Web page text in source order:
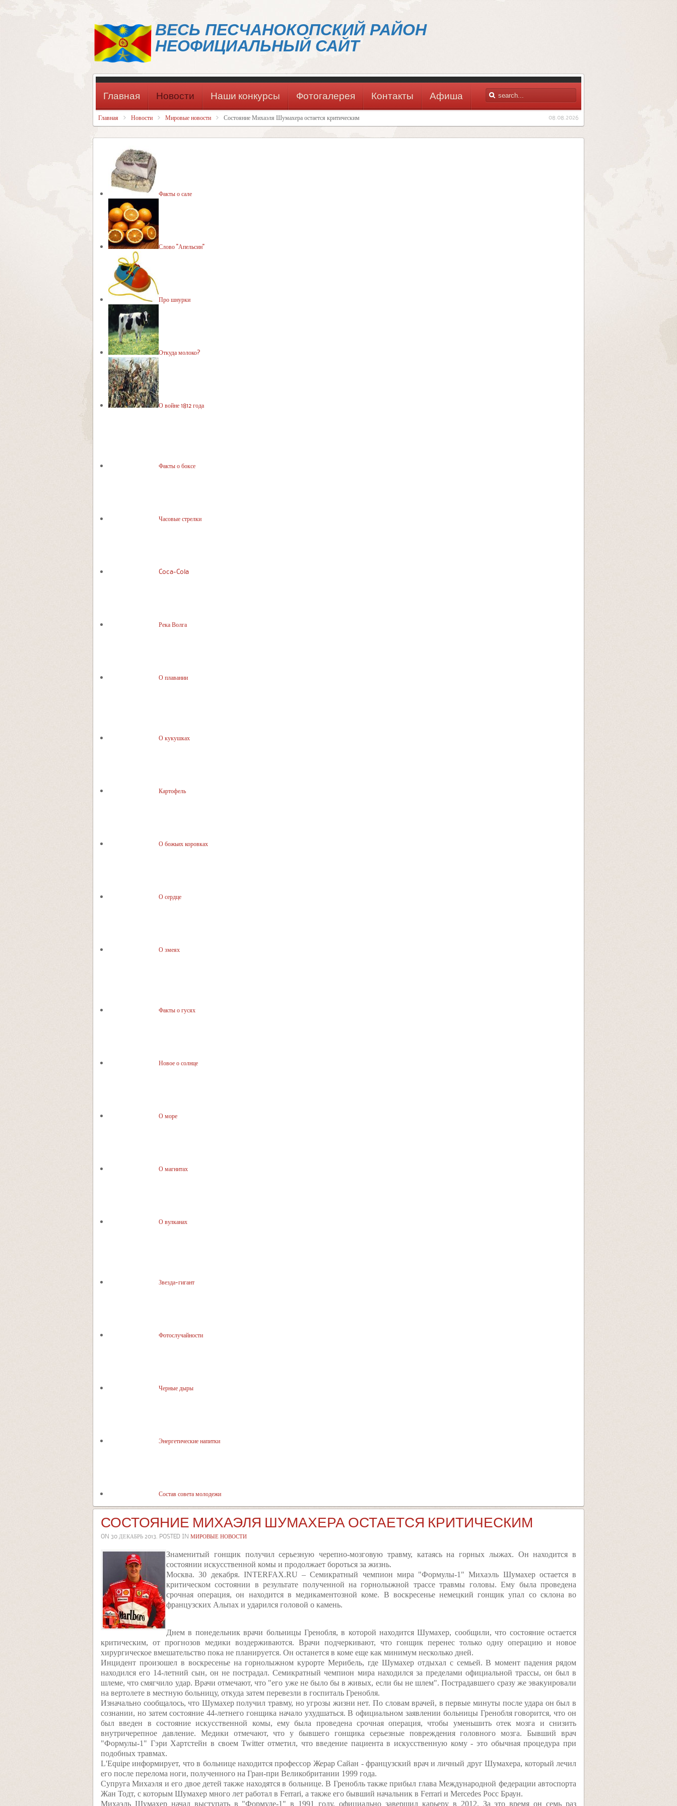
ВЕСЬ ПЕСЧАНОКОПСКИЙ РАЙОН
НЕОФИЦИАЛЬНЫЙ САЙТ
Главная Новости Наши конкурсы Фотогалерея Контакты Афиша
08.08.2026
Главная Новости Мировые новости Состояние Михаэля Шумахера остается критическим
Факты о сале
Слово "Апельсин"
Про шнурки
Откуда молоко?
О войне 1812 года
Факты о боксе
Часовые стрелки
Coca-Cola
Река Волга
О плавании
О кукушках
Картофель
О божьих коровках
О сердце
О змеях
Факты о гусях
Новое о солнце
О море
О магнитах
О вулканах
Звезда-гигант
Фотослучайности
Черные дыры
Энергетические напитки
Состав совета молодежи
СОСТОЯНИЕ МИХАЭЛЯ ШУМАХЕРА ОСТАЕТСЯ КРИТИЧЕСКИМ
ON 30 ДЕКАБРЬ 2013. POSTED IN МИРОВЫЕ НОВОСТИ
Знаменитый гонщик получил серьезную черепно-мозговую травму, катаясь на горных лыжах. Он находится в
состоянии искусственной комы и продолжает бороться за жизнь.
Москва. 30 декабря. INTERFAX.RU – Семикратный чемпион мира "Формулы-1" Михаэль Шумахер остается в
критическом состоянии в результате полученной на горнолыжной трассе травмы головы. Ему была проведена
срочная операция, он находится в медикаментозной коме. В воскресенье немецкий гонщик упал со склона во
французских Альпах и ударился головой о камень.
Днем в понедельник врачи больницы Гренобля, в которой находится Шумахер, сообщили, что состояние остается
критическим, от прогнозов медики воздерживаются. Врачи подчеркивают, что гонщик перенес только одну операцию и новое
хирургическое вмешательство пока не планируется. Он останется в коме еще как минимум несколько дней.
Инцидент произошел в воскресенье на горнолыжном курорте Мерибель, где Шумахер отдыхал с семьей. В момент падения рядом
находился его 14-летний сын, он не пострадал. Семикратный чемпион мира находился за пределами официальной трассы, он был в
шлеме, что смягчило удар. Врачи отмечают, что "его уже не было бы в живых, если бы не шлем". Пострадавшего сразу же эвакуировали
на вертолете в местную больницу, откуда затем перевезли в госпиталь Гренобля.
Изначально сообщалось, что Шумахер получил травму, но угрозы жизни нет. По словам врачей, в первые минуты после удара он был в
сознании, но затем состояние 44-летнего гонщика начало ухудшаться. В официальном заявлении больницы Гренобля говорится, что он
был введен в состояние искусственной комы, ему была проведена срочная операция, чтобы уменьшить отек мозга и снизить
внутричерепное давление. Медики отмечают, что у бывшего гонщика серьезные повреждения головного мозга. Бывший врач
"Формулы-1" Гэри Хартстейн в своем Twitter отметил, что введение пациента в искусственную кому - это обычная процедура при
подобных травмах.
L'Equipe информирует, что в больнице находится профессор Жерар Сайан - французский врач и личный друг Шумахера, который лечил
его после перелома ноги, полученного на Гран-при Великобритании 1999 года.
Супруга Михаэля и его двое детей также находятся в больнице. В Гренобль также прибыл глава Международной федерации автоспорта
Жан Тодт, с которым Шумахер много лет работал в Ferrari, а также его бывший начальник в Ferrari и Mercedes Росс Браун.
Михаэль Шумахер начал выступать в "Формуле-1" в 1991 году, официально завершил карьеру в 2012. За это время он семь раз